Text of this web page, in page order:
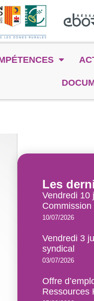
Les
Vendredi 10
10/07/2026
Vendredi 3
syndical
03/07/2026
Offre
Ressources